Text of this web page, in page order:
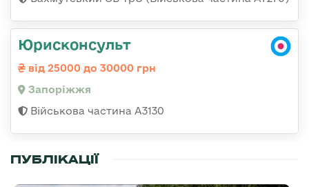
Юрисконсульт
від 25000 до 30000 грн
Запоріжжя
Військова частина А3130
ПУБЛІКАЦІЇ